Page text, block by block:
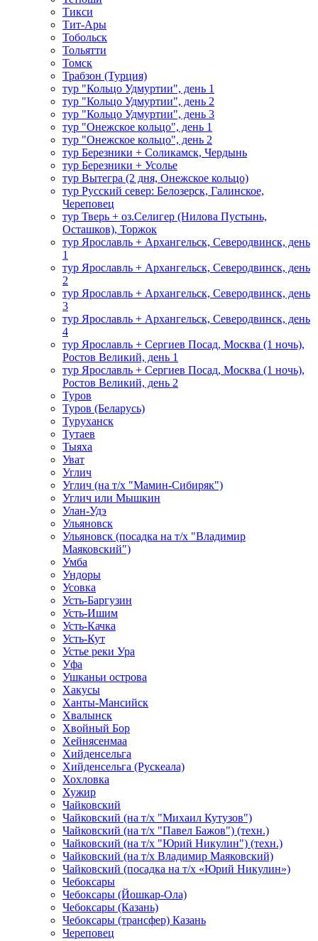
Тикси
Тит-Ары
Тобольск
Тольятти
Томск
Трабзон (Турция)
тур "Кольцо Удмуртии", день 1
тур "Кольцо Удмуртии", день 2
тур "Кольцо Удмуртии", день 3
тур "Онежское кольцо", день 1
тур "Онежское кольцо", день 2
тур Березники + Соликамск, Чердынь
тур Березники + Усолье
тур Вытегра (2 дня, Онежское кольцо)
тур Русский север: Белозерск, Галинское,
Череповец
тур Тверь + оз.Селигер (Нилова Пустынь,
Осташков), Торжок
тур Ярославль + Архангельск, Северодвинск, день
1
тур Ярославль + Архангельск, Северодвинск, день
2
тур Ярославль + Архангельск, Северодвинск, день
3
тур Ярославль + Архангельск, Северодвинск, день
4
тур Ярославль + Сергиев Посад, Москва (1 ночь),
Ростов Великий, день 1
тур Ярославль + Сергиев Посад, Москва (1 ночь),
Ростов Великий, день 2
Туров
Туров (Беларусь)
Туруханск
Тутаев
Тыяха
Уват
Углич
Углич (на т/х "Мамин-Сибиряк")
Углич или Мышкин
Улан-Удэ
Ульяновск
Ульяновск (посадка на т/х "Владимир
Маяковский")
Умба
Ундоры
Усовка
Усть-Баргузин
Усть-Ишим
Усть-Качка
Усть-Кут
Устье реки Ура
Уфа
Ушканьи острова
Хакусы
Ханты-Мансийск
Хвалынск
Хвойный Бор
Хейнясенмаа
Хийденсельга
Хийденсельга (Рускеала)
Хохловка
Хужир
Чайковский
Чайковский (на т/х "Михаил Кутузов")
Чайковский (на т/х "Павел Бажов") (техн.)
Чайковский (на т/х "Юрий Никулин") (техн.)
Чайковский (на т/х Владимир Маяковский)
Чайковский (посадка на т/х «Юрий Никулин»)
Чебоксары
Чебоксары (Йошкар-Ола)
Чебоксары (Казань)
Чебоксары (трансфер) Казань
Череповец